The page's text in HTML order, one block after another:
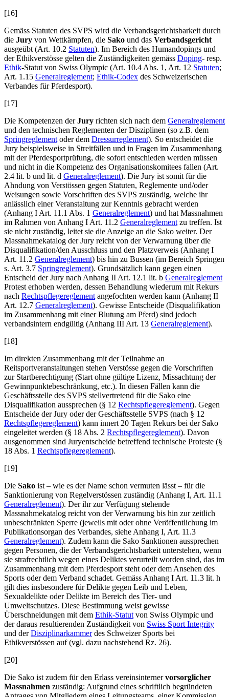
[16]
Gemäss Statuten des SVPS wird die Verbandsgerichtsbarkeit durch
die Jury von Wettkämpfen, die Sako und das Verbandsgericht
ausgeübt (Art. 10.2 Statuten). Im Bereich des Humandopings und
der Ethikverstösse gelten die Zuständigkeiten gemäss Doping- resp.
Ethik-Statut von Swiss Olympic (Art. 10.4 Abs. 1, Art. 12 Statuten;
Art. 1.15 Generalreglement; Ethik-Codex des Schweizerischen
Verbandes für Pferdesport).
[17]
Die Kompetenzen derJury richten sich nach dem Generalreglement
und den technischen Reglementen der Disziplinen (so z.B. dem
Springreglement oder dem Dressurreglement). So entscheidet die
Jury beispielsweise in Streitfällen und in Fragen im Zusammenhang
mit der Pferdesportprüfung, die sofort entschieden werden müssen
und nicht in die Kompetenz des Organisationskomitees fallen (Art.
2.4 lit. b und lit. d Generalreglement). Die Jury ist somit für die
Ahndung von Verstössen gegen Statuten, Reglemente und/oder
Weisungen sowie Vorschriften des SVPS zuständig, welche ihr
anlässlich einer Veranstaltung zur Kenntnis gebracht werden
(Anhang I Art. 11.1 Abs. 1 Generalreglement) und hat Massnahmen
im Rahmen von Anhang I Art. 11.2 Generalreglement zu treffen. Ist
sie nicht zuständig, leitet sie die Anzeige an die Sako weiter. Der
Massnahmekatalog der Jury reicht von der Verwarnung über die
Disqualifikation/den Ausschluss und den Platzverweis (Anhang I
Art. 11.2 Generalreglement) bis hin zu Bussen (im Bereich Springen
s. Art. 3.7 Springreglement). Grundsätzlich kann gegen einen
Entscheid der Jury nach Anhang II Art. 12.1 lit. b Generalreglement
Protest erhoben werden, dessen Behandlung wiederum mit Rekurs
nach Rechtspflegereglement angefochten werden kann (Anhang II
Art. 12.7 Generalreglement). Gewisse Entscheide (Disqualifikation
im Zusammenhang mit einer Blutung am Pferd) sind jedoch
verbandsintern endgültig (Anhang III Art. 13 Generalreglement).
[18]
Im direkten Zusammenhang mit der Teilnahme an
Reitsportveranstaltungen stehen Verstösse gegen die Vorschriften
zur Startberechtigung (Start ohne gültige Lizenz, Missachtung der
Gewinnpunktebeschränkung, etc.). In diesen Fällen kann die
Geschäftsstelle des SVPS stellvertretend für die Sako eine
Disqualifikation aussprechen (§ 12 Rechtspflegereglement). Gegen
Entscheide der Jury oder der Geschäftsstelle SVPS (nach § 12
Rechtspflegereglement) kann innert 20 Tagen Rekurs bei der Sako
eingeleitet werden (§ 18 Abs. 2 Rechtspflegereglement). Davon
ausgenommen sind Juryentscheide betreffend technische Proteste (§
18 Abs. 1 Rechtspflegereglement).
[19]
Die Sako ist – wie es der Name schon vermuten lässt – für die
Sanktionierung von Regelverstössen zuständig (Anhang I, Art. 11.1
Generalreglement). Der ihr zur Verfügung stehende
Massnahmekatalog reicht von der Verwarnung bis hin zur zeitlich
unbeschränkten Sperre (jeweils mit oder ohne Veröffentlichung im
Publikationsorgan des Verbandes, siehe Anhang I, Art. 11.3
Generalreglement). Zudem kann die Sako Sanktionen aussprechen
gegen Personen, die der Verbandsgerichtsbarkeit unterstehen, wenn
sie strafrechtlich wegen eines Deliktes verurteilt worden sind, das im
Zusammenhang mit dem Pferdesport steht oder dem Ansehen des
Sports oder dem Verband schadet. Gemäss Anhang I Art. 11.3 lit. h
gilt dies insbesondere für Delikte gegen Leib und Leben,
Sexualdelikte oder Delikte im Bereich des Tier- und
Umweltschutzes. Diese Bestimmung weist gewisse
Überschneidungen mit dem Ethik-Statut von Swiss Olympic und
der daraus resultierenden Zuständigkeit von Swiss Sport Integrity
und derDisziplinarkammerdes Schweizer Sports bei
Ethikverstössen auf (vgl. dazu nachstehend Rz. 26).
[20]
Die Sako ist zudem für den Erlass vereinsinternervorsorglicher
Massnahmen zuständig: Aufgrund eines schriftlich begründeten